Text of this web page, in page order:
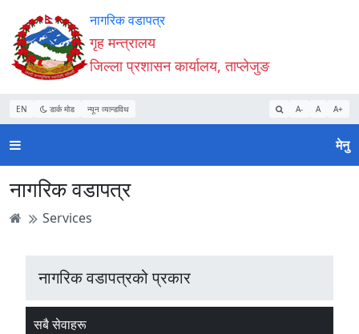
Accessibility
Mode
सुरु
गर्नुहोस्
सामाग्री
पढ्नुहाेस्
नेभिगेसन
पढ्नुहाेस्
वेबसाइट
खोजमा
जानुहोस्
नागरिक वडापत्र
गृह मन्त्रालय
जिल्ला प्रशासन कार्यालय, ताप्लेजुङ
EN डार्क मोड न्यून व्यान्डविथ A- A A+
मेनु
नागरिक वडापत्र
Services
नागरिक वडापत्रको प्रकार
सबै सेवाहरू